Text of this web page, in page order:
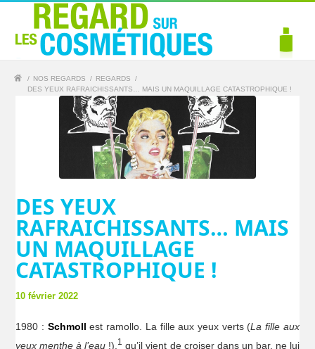
/ NOS REGARDS / REGARDS
/
DES YEUX RAFRAICHISSANTS… MAIS UN MAQUILLAGE CATASTROPHIQUE !
DES YEUX
RAFRAICHISSANTS… MAIS
UN MAQUILLAGE
CATASTROPHIQUE !
10 février 2022
1980 : Schmoll est ramollo. La fille aux yeux verts (La fille aux
yeux menthe à l’eau !), 1
qu’il vient de croiser dans un bar, ne lui